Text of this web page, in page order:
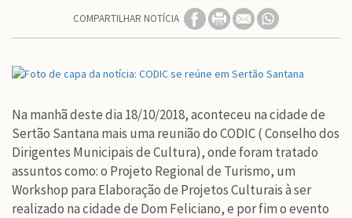
COMPARTILHAR NOTÍCIA
Na manhã deste dia 18/10/2018, aconteceu na cidade de
Sertão Santana mais uma reunião do CODIC ( Conselho dos
Dirigentes Municipais de Cultura), onde foram tratado
assuntos como: o Projeto Regional de Turismo, um
Workshop para Elaboração de Projetos Culturais à ser
realizado na cidade de Dom Feliciano, e por fim o evento